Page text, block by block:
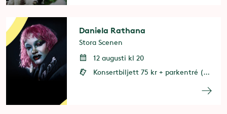
Daniela Rathana
Stora Scenen
12 augusti kl 20
Konsertbiljett 75 kr + parkentré (entrébiljett eller årspass behövs)